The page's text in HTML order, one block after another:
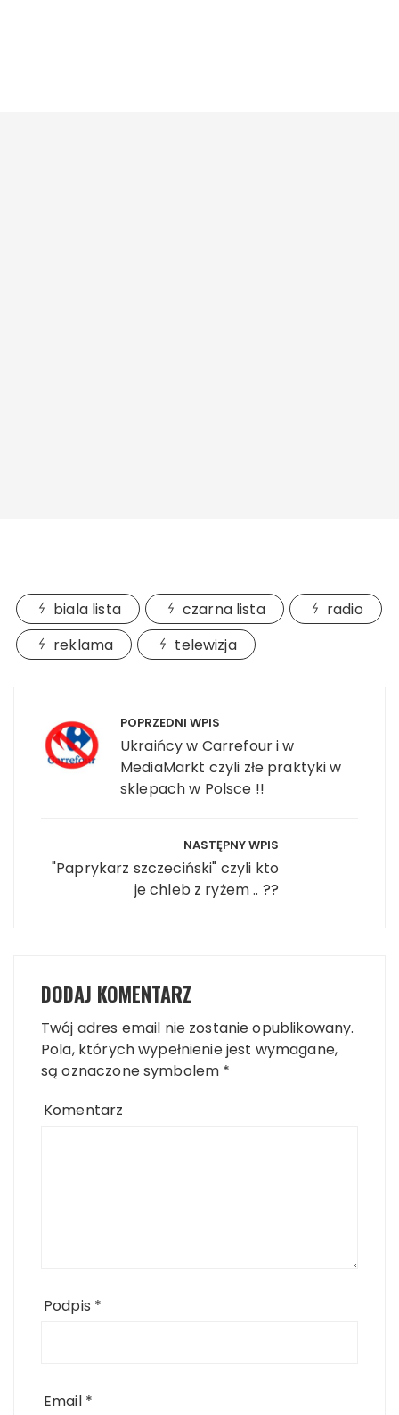
biala lista czarna lista
radio
reklama
telewizja
POPRZEDNI WPIS
Ukraińcy w Carrefour i w
MediaMarkt czyli złe praktyki w
sklepach w Polsce !!
NASTĘPNY WPIS
"Paprykarz szczeciński" czyli kto
je chleb z ryżem .. ??
DODAJ KOMENTARZ
Twój adres email nie zostanie opublikowany.
Pola, których wypełnienie jest wymagane,
są oznaczone symbolem *
Komentarz
Podpis *
Email *